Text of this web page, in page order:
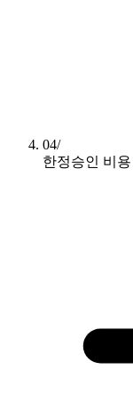
04/
한정승인 비용